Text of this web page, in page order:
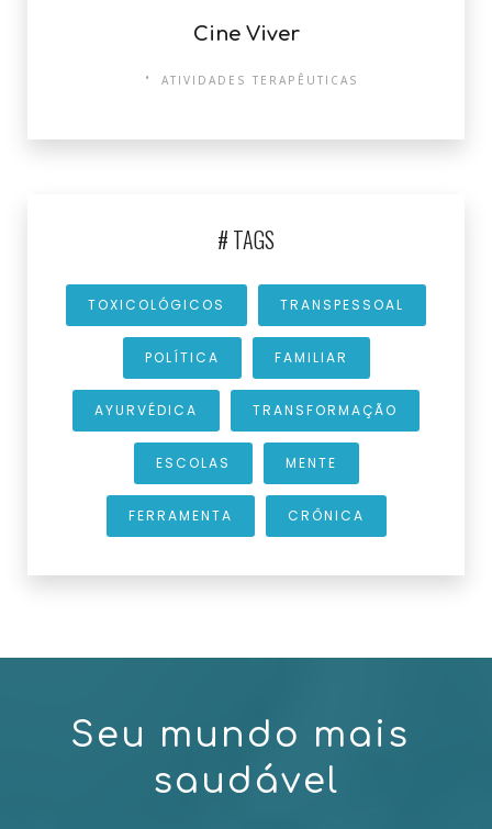
Cine Viver
ATIVIDADES TERAPÊUTICAS
# TAGS
TOXICOLÓGICOS TRANSPESSOAL
POLÍTICA FAMILIAR
AYURVÉDICA TRANSFORMAÇÃO
ESCOLAS MENTE
FERRAMENTA CRÔNICA
Seu m u n d o ma i s
sa u d ável